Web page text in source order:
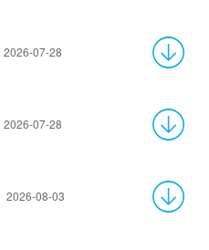
2026-07-28
2026-07-28
2026-08-03